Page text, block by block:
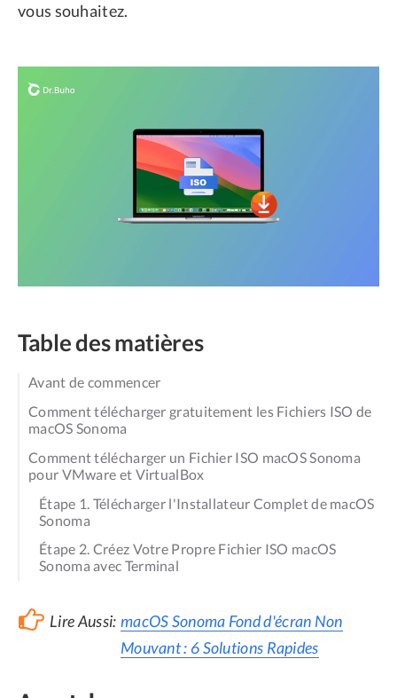
vous souhaitez.
Table des matières
Avant de commencer
Comment télécharger gratuitement les Fichiers ISO de
macOS Sonoma
Comment télécharger un Fichier ISO macOS Sonoma
pour VMware et VirtualBox
Étape 1. Télécharger l'Installateur Complet de macOS
Sonoma
Étape 2. Créez Votre Propre Fichier ISO macOS
Sonoma avec Terminal
Lire Aussi: macOS Sonoma Fond d'écran Non
Mouvant : 6 Solutions Rapides